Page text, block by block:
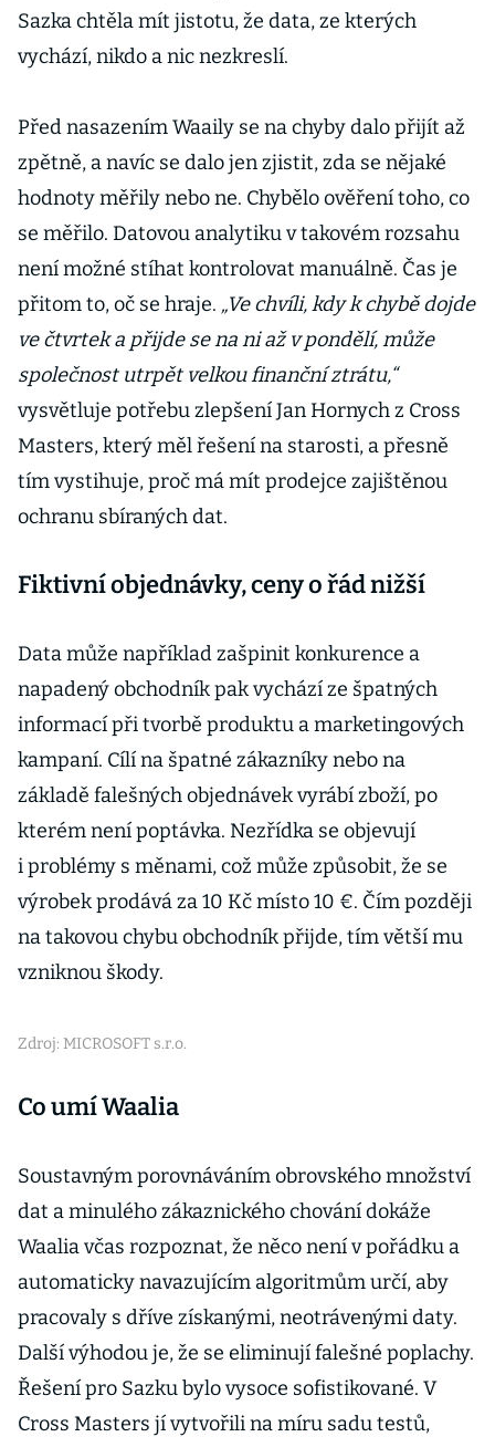
Sazka chtěla mít jistotu, že data, ze kterých
vychází, nikdo a nic nezkreslí.
Před nasazením Waaily se na chyby dalo přijít až
zpětně, a navíc se dalo jen zjistit, zda se nějaké
hodnoty měřily nebo ne. Chybělo ověření toho, co
se měřilo. Datovou analytiku v takovém rozsahu
není možné stíhat kontrolovat manuálně. Čas je
přitom to, oč se hraje. „Ve chvíli, kdy k chybě dojde
ve čtvrtek a přijde se na ni až v pondělí, může
společnost utrpět velkou finanční ztrátu,“
vysvětluje potřebu zlepšení Jan Hornych z Cross
Masters, který měl řešení na starosti, a přesně
tím vystihuje, proč má mít prodejce zajištěnou
ochranu sbíraných dat.
Fiktivní objednávky, ceny o řád nižší
Data může například zašpinit konkurence a
napadený obchodník pak vychází ze špatných
informací při tvorbě produktu a marketingových
kampaní. Cílí na špatné zákazníky nebo na
základě falešných objednávek vyrábí zboží, po
kterém není poptávka. Nezřídka se objevují
i problémy s měnami, což může způsobit, že se
výrobek prodává za 10 Kč místo 10 €. Čím později
na takovou chybu obchodník přijde, tím větší mu
vzniknou škody.
Zdroj: MICROSOFT s.r.o.
Co umí Waalia
Soustavným porovnáváním obrovského množství
dat a minulého zákaznického chování dokáže
Waalia včas rozpoznat, že něco není v pořádku a
automaticky navazujícím algoritmům určí, aby
pracovaly s dříve získanými, neotrávenými daty.
Další výhodou je, že se eliminují falešné poplachy.
Řešení pro Sazku bylo vysoce sofistikované. V
Cross Masters jí vytvořili na míru sadu testů,